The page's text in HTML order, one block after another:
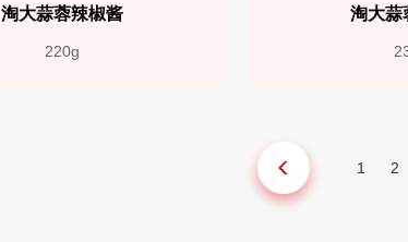
淘大蒜蓉辣椒酱
220g
淘大蒜
1 2